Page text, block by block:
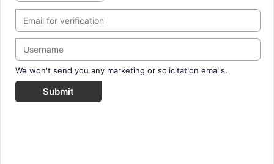
We won't send you any marketing or solicitation emails.
Submit